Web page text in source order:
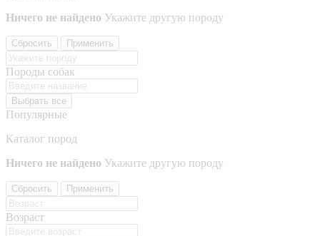
Ничего не найдено Укажите другую породу
Сбросить Применить
Породы собак
Выбрать все
Популярные
Каталог пород
Ничего не найдено Укажите другую породу
Сбросить Применить
Возраст